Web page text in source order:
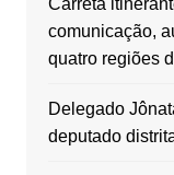
comunicação,
quatro regiões
Delegado
deputado